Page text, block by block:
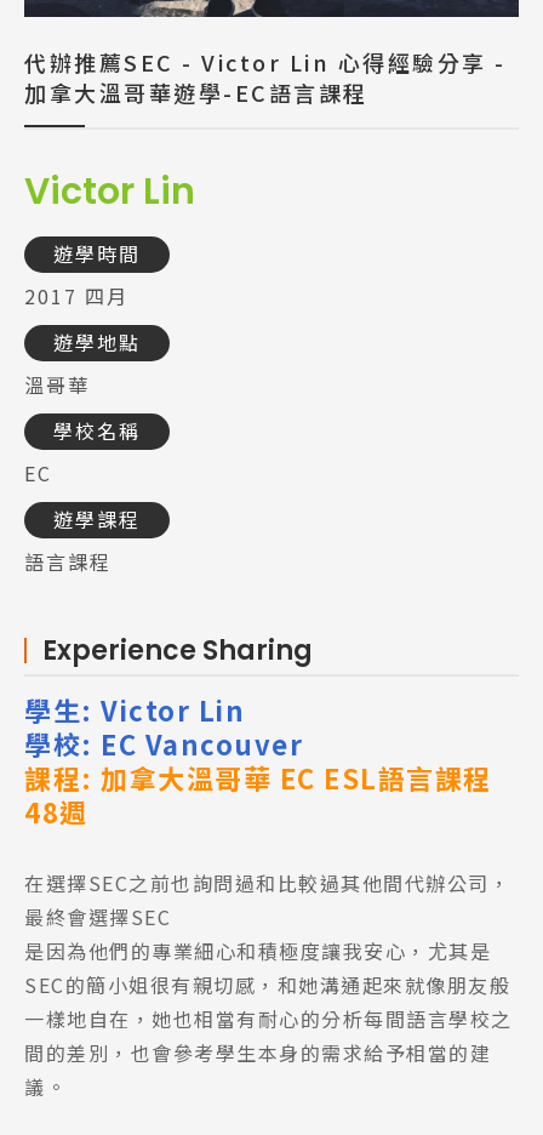
代辦推薦SEC - Victor Lin 心得經驗分享 -
加拿大溫哥華遊學-EC語言課程
Victor Lin
遊學時間
2017 四月
遊學地點
溫哥華
學校名稱
EC
遊學課程
語言課程
Experience Sharing
學生: Victor Lin
學校: EC Vancouver
課程: 加拿大溫哥華 EC ESL語言課程
48週
在選擇SEC之前也詢問過和比較過其他間代辦公司，
最終會選擇SEC
是因為他們的專業細心和積極度讓我安心，尤其是
SEC的簡小姐很有親切感，和她溝通起來就像朋友般
一樣地自在，她也相當有耐心的分析每間語言學校之
間的差別，也會參考學生本身的需求給予相當的建
議。